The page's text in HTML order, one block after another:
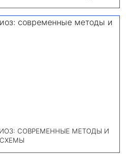
СОВРЕМЕННЫЕ МЕТОДЫ И
СХЕМЫ